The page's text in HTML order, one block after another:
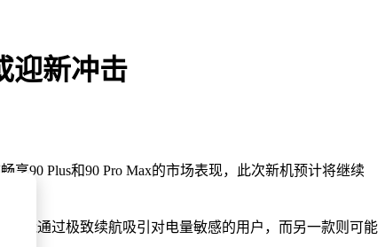
迎新冲击
90 Plus和90 Pro Max的市场表现，此次新机预计将继续
可能通过极致续航吸引对电量敏感的用户，而另一款则可能